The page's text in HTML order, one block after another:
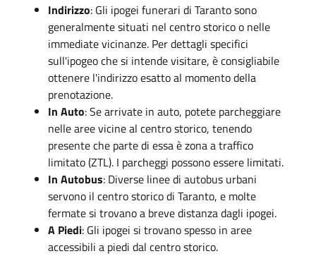
Indirizzo: Gli ipogei funerari di Taranto sono
generalmente situati nel centro storico o nelle
immediate vicinanze. Per dettagli specifici
sull'ipogeo che si intende visitare, è consigliabile
ottenere l'indirizzo esatto al momento della
prenotazione.
In Auto: Se arrivate in auto, potete parcheggiare
nelle aree vicine al centro storico, tenendo
presente che parte di essa è zona a traffico
limitato (ZTL). I parcheggi possono essere limitati.
In Autobus: Diverse linee di autobus urbani
servono il centro storico di Taranto, e molte
fermate si trovano a breve distanza dagli ipogei.
A Piedi: Gli ipogei si trovano spesso in aree
accessibili a piedi dal centro storico.